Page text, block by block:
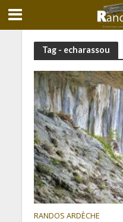
Tag - echarassou
RANDOS ARDÈCHE